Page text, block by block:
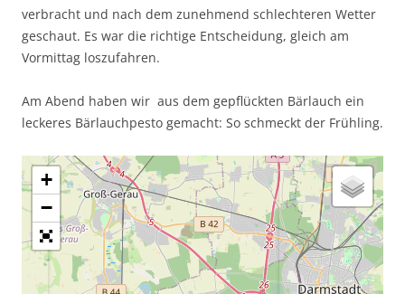
verbracht und nach dem zunehmend schlechteren Wetter
geschaut. Es war die richtige Entscheidung, gleich am
Vormittag loszufahren.
Am Abend haben wir aus dem gepflückten Bärlauch ein
leckeres Bärlauchpesto gemacht: So schmeckt der Frühling.
+
−